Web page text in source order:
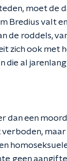
moet de
Bredius valt
de roddels,
zich ook met
die al
een
geen